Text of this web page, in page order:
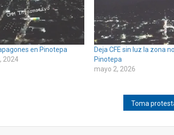
en Pinotepa
2024
Deja CFE sin luz la zona
Pinotepa
mayo 2, 2026